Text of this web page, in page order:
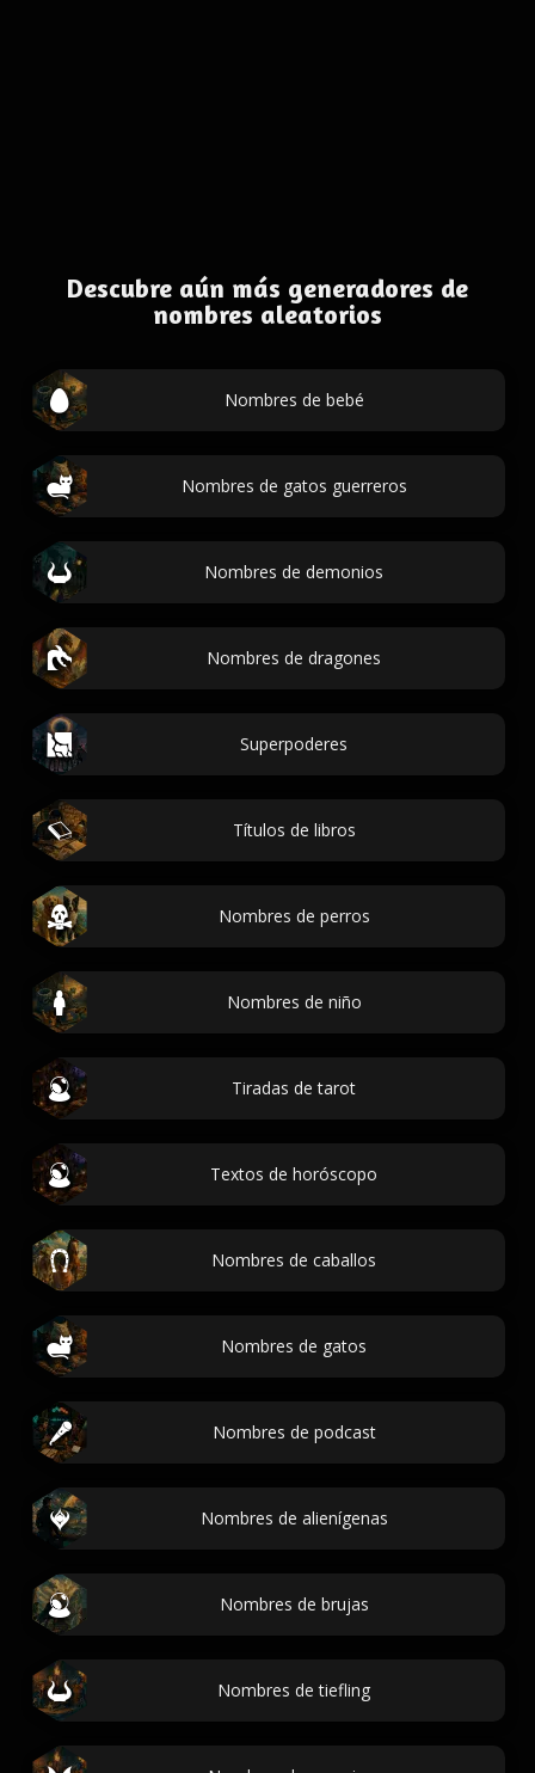
Descubre aún más generadores de
nombres aleatorios
Nombres de bebé
Nombres de gatos guerreros
Nombres de demonios
Nombres de dragones
Superpoderes
Títulos de libros
Nombres de perros
Nombres de niño
Tiradas de tarot
Textos de horóscopo
Nombres de caballos
Nombres de gatos
Nombres de podcast
Nombres de alienígenas
Nombres de brujas
Nombres de tiefling